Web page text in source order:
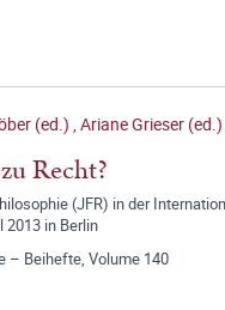
(ed.) ,Ariane Grieser (ed.)
Recht?
(JFR) in der
2013 in Berlin
– Beihefte, Volume 140